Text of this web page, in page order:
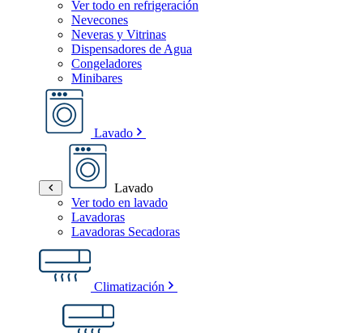
Ver todo en refrigeración
Nevecones
Neveras y Vitrinas
Dispensadores de Agua
Congeladores
Minibares
Lavado
Lavado
Ver todo en lavado
Lavadoras
Lavadoras Secadoras
Climatización